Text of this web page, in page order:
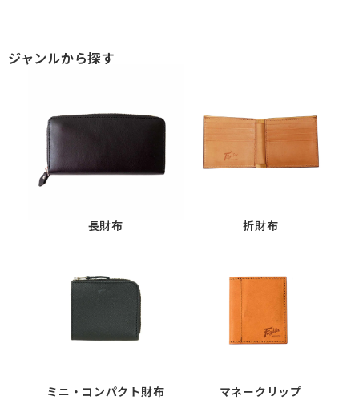
ジャンルから探す
長財布 折財布
ミニ・コンパクト財布 マネークリップ